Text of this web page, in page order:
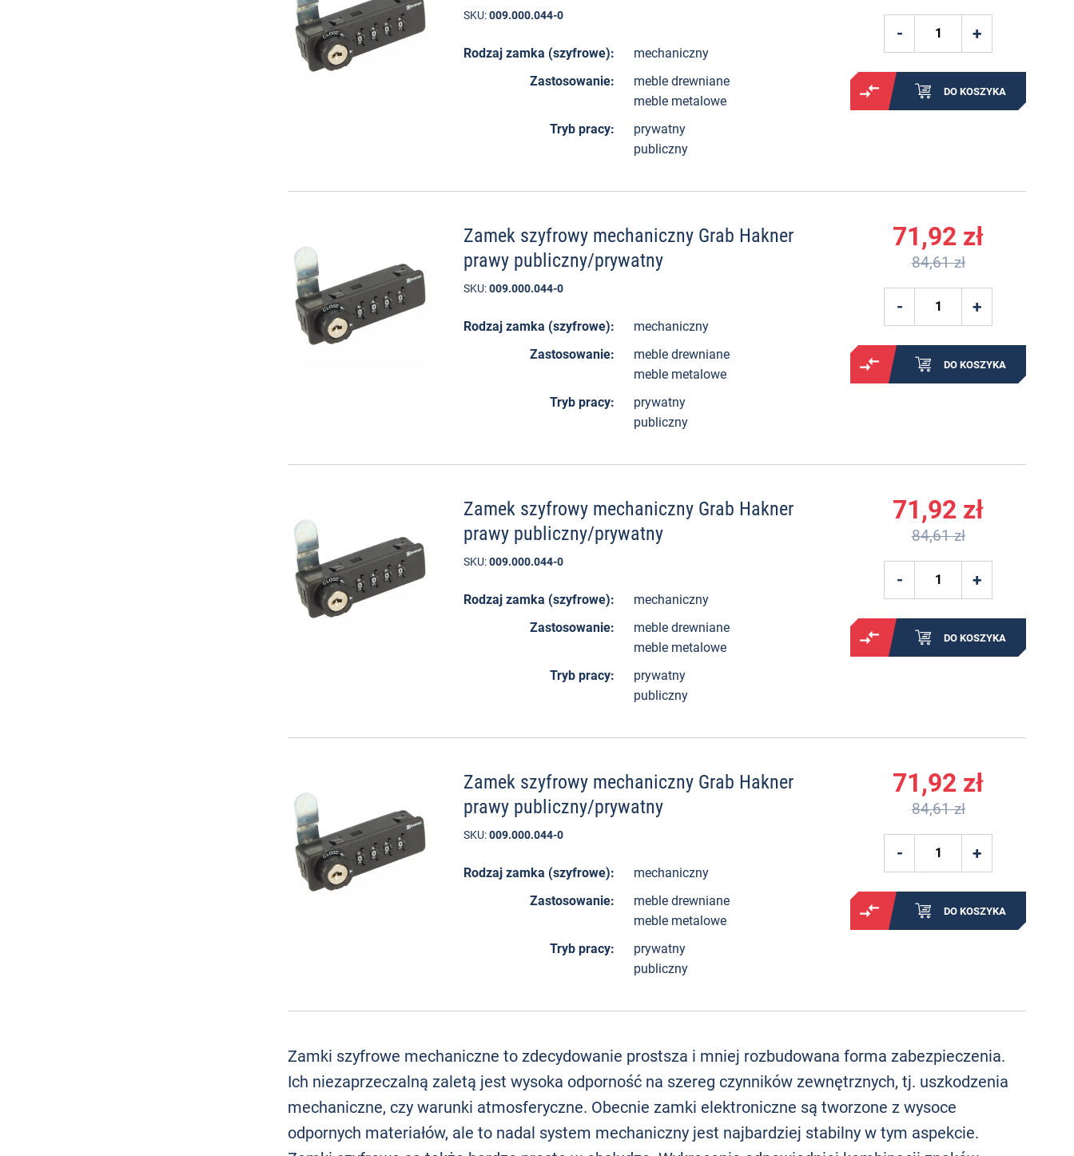
SKU:009.000.044-0
Rodzaj zamka (szyfrowe):
mechaniczny
Zastosowanie:
meble drewniane
meble metalowe
Tryb pracy:
prywatny
publiczny
DO KOSZYKA
Zamek szyfrowy mechaniczny Grab Hakner
prawy publiczny/prywatny
SKU:009.000.044-0
Rodzaj zamka (szyfrowe):
mechaniczny
Zastosowanie:
meble drewniane
meble metalowe
Tryb pracy:
prywatny
publiczny
71,92 zł
84,61 zł
DO KOSZYKA
Zamek szyfrowy mechaniczny Grab Hakner
prawy publiczny/prywatny
SKU:009.000.044-0
Rodzaj zamka (szyfrowe):
mechaniczny
Zastosowanie:
meble drewniane
meble metalowe
Tryb pracy:
prywatny
publiczny
71,92 zł
84,61 zł
DO KOSZYKA
Zamek szyfrowy mechaniczny Grab Hakner
prawy publiczny/prywatny
SKU:009.000.044-0
Rodzaj zamka (szyfrowe):
mechaniczny
Zastosowanie:
meble drewniane
meble metalowe
Tryb pracy:
prywatny
publiczny
71,92 zł
84,61 zł
DO KOSZYKA
Zamki szyfrowe mechaniczne to zdecydowanie prostsza i mniej rozbudowana forma zabezpieczenia.
Ich niezaprzeczalną zaletą jest wysoka odporność na szereg czynników zewnętrznych, tj. uszkodzenia
mechaniczne, czy warunki atmosferyczne. Obecnie zamki elektroniczne są tworzone z wysoce
odpornych materiałów, ale to nadal system mechaniczny jest najbardziej stabilny w tym aspekcie.